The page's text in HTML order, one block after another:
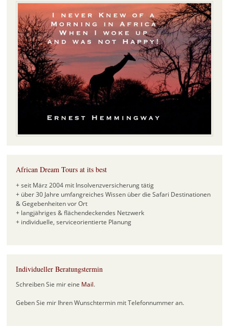
African Dream Tours at its best
+ seit März 2004 mit Insolvenzversicherung tätig
+ über 30 Jahre umfangreiches Wissen über die Safari Destinationen
& Gegebenheiten vor Ort
+ langjähriges & flächendeckendes Netzwerk
+ individuelle, serviceorientierte Planung
Individueller Beratungstermin
Schreiben Sie mir eine Mail.
Geben Sie mir Ihren Wunschtermin mit Telefonnummer an.